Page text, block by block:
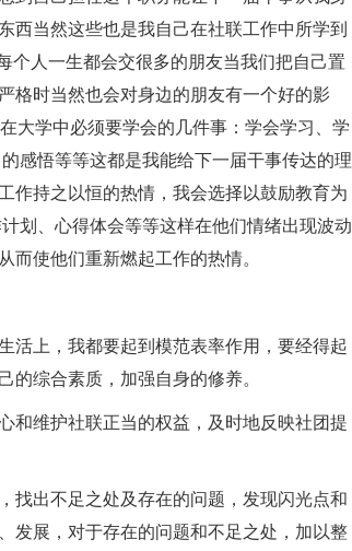
西当然这些也是我自己在社联工作中所学到
个人一生都会交很多的朋友当我们把自己置
格时当然也会对身边的朋友有一个好的影
大学中必须要学会的几件事：学会学习、学
感悟等等这都是我能给下一届干事传达的理
作持之以恒的热情，我会选择以鼓励教育为
划、心得体会等等这样在他们情绪出现波动
而使他们重新燃起工作的热情。
活上，我都要起到模范表率作用，要经得起
的综合素质，加强自身的修养。
和维护社联正当的权益，及时地反映社团提
找出不足之处及存在的问题，发现闪光点和
发展，对于存在的问题和不足之处，加以整